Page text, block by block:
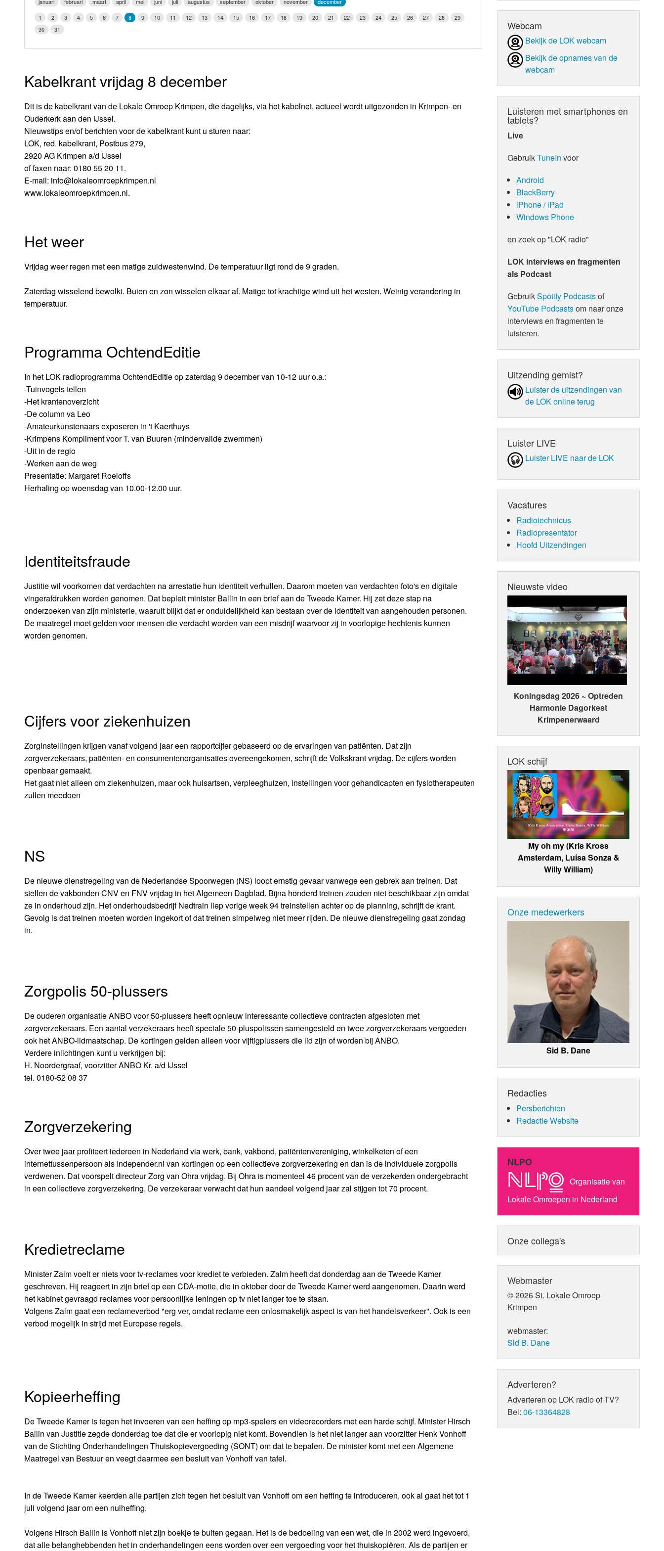
Vrijdag
LOK schijf
Oude LOK programma's
Weerman
1
2 3 4 5 6 7 8 9 10 11 12 13 14 15 16 17 18 19 20 21 22 23 24 25 26 27 28
29
30
31
Kabelkrant vrijdag 8 december
Dit is de kabelkrant van de Lokale Omroep Krimpen, die dagelijks, via het kabelnet, actueel wordt uitgezonden in Krimpen- en
Ouderkerk aan den IJssel.
Nieuwstips en/of berichten voor de kabelkrant kunt u sturen naar:
LOK, red. kabelkrant, Postbus 279,
2920 AG Krimpen a/d IJssel
of faxen naar: 0180 55 20 11.
E-mail: info@lokaleomroepkrimpen.nl
www.lokaleomroepkrimpen.nl.
Het weer
Vrijdag weer regen met een matige zuidwestenwind. De temperatuur ligt rond de 9 graden.
Zaterdag wisselend bewolkt. Buien en zon wisselen elkaar af. Matige tot krachtige wind uit het westen. Weinig verandering in
temperatuur.
Programma OchtendEditie
In het LOK radioprogramma OchtendEditie op zaterdag 9 december van 10-12 uur o.a.:
-Tuinvogels tellen
-Het krantenoverzicht
-De column va Leo
-Amateurkunstenaars exposeren in 't Kaerthuys
-Krimpens Kompliment voor T. van Buuren (mindervalide zwemmen)
-Uit in de regio
-Werken aan de weg
Presentatie: Margaret Roeloffs
Herhaling op woensdag van 10.00-12.00 uur.
Identiteitsfraude
Justitie wil voorkomen dat verdachten na arrestatie hun identiteit verhullen. Daarom moeten van verdachten foto's en digitale
vingerafdrukken worden genomen. Dat bepleit minister Ballin in een brief aan de Tweede Kamer. Hij zet deze stap na
onderzoeken van zijn ministerie, waaruit blijkt dat er onduidelijkheid kan bestaan over de identiteit van aangehouden personen.
De maatregel moet gelden voor mensen die verdacht worden van een misdrijf waarvoor zij in voorlopige hechtenis kunnen
worden genomen.
Cijfers voor ziekenhuizen
Zorginstellingen krijgen vanaf volgend jaar een rapportcijfer gebaseerd op de ervaringen van patiënten. Dat zijn
zorgverzekeraars, patiënten- en consumentenorganisaties overeengekomen, schrijft de Volkskrant vrijdag. De cijfers worden
openbaar gemaakt.
Het gaat niet alleen om ziekenhuizen, maar ook huisartsen, verpleeghuizen, instellingen voor gehandicapten en fysiotherapeuten
zullen meedoen
NS
De nieuwe dienstregeling van de Nederlandse Spoorwegen (NS) loopt ernstig gevaar vanwege een gebrek aan treinen. Dat
stellen de vakbonden CNV en FNV vrijdag in het Algemeen Dagblad. Bijna honderd treinen zouden niet beschikbaar zijn omdat
ze in onderhoud zijn. Het onderhoudsbedrijf Nedtrain liep vorige week 94 treinstellen achter op de planning, schrijft de krant.
Gevolg is dat treinen moeten worden ingekort of dat treinen simpelweg niet meer rijden. De nieuwe dienstregeling gaat zondag
in.
Zorgpolis 50-plussers
De ouderen organisatie ANBO voor 50-plussers heeft opnieuw interessante collectieve contracten afgesloten met
zorgverzekeraars. Een aantal verzekeraars heeft speciale 50-pluspolissen samengesteld en twee zorgverzekeraars vergoeden
ook het ANBO-lidmaatschap. De kortingen gelden alleen voor vijftigplussers die lid zijn of worden bij ANBO.
Verdere inlichtingen kunt u verkrijgen bij:
H. Noordergraaf, voorzitter ANBO Kr. a/d IJssel
tel. 0180-52 08 37
Zorgverzekering
Over twee jaar profiteert iedereen in Nederland via werk, bank, vakbond, patiëntenvereniging, winkelketen of een
internettussenpersoon als Independer.nl van kortingen op een collectieve zorgverzekering en dan is de individuele zorgpolis
verdwenen. Dat voorspelt directeur Zorg van Ohra vrijdag. Bij Ohra is momenteel 46 procent van de verzekerden ondergebracht
in een collectieve zorgverzekering. De verzekeraar verwacht dat hun aandeel volgend jaar zal stijgen tot 70 procent.
Kredietreclame
Minister Zalm voelt er niets voor tv-reclames voor krediet te verbieden. Zalm heeft dat donderdag aan de Tweede Kamer
geschreven. Hij reageert in zijn brief op een CDA-motie, die in oktober door de Tweede Kamer werd aangenomen. Daarin werd
het kabinet gevraagd reclames voor persoonlijke leningen op tv niet langer toe te staan.
Volgens Zalm gaat een reclameverbod "erg ver, omdat reclame een onlosmakelijk aspect is van het handelsverkeer". Ook is een
verbod mogelijk in strijd met Europese regels.
Kopieerheffing
De Tweede Kamer is tegen het invoeren van een heffing op mp3-spelers en videorecorders met een harde schijf. Minister Hirsch
Ballin van Justitie zegde donderdag toe dat die er voorlopig niet komt. Bovendien is het niet langer aan voorzitter Henk Vonhoff
van de Stichting Onderhandelingen Thuiskopievergoeding (SONT) om dat te bepalen. De minister komt met een Algemene
Maatregel van Bestuur en veegt daarmee een besluit van Vonhoff van tafel.
In de Tweede Kamer keerden alle partijen zich tegen het besluit van Vonhoff om een heffing te introduceren, ook al gaat het tot 1
juli volgend jaar om een nulheffing.
Volgens Hirsch Ballin is Vonhoff niet zijn boekje te buiten gegaan. Het is de bedoeling van een wet, die in 2002 werd ingevoerd,
dat alle belanghebbenden het in onderhandelingen eens worden over een vergoeding voor het thuiskopiëren. Als de partijen er
Webcam
Bekijk de LOK webcam
Bekijk de opnames van de
webcam
Luisteren met smartphones en
tablets?
Live
GebruikTuneIn voor
Android
BlackBerry
iPhone / iPad
Windows Phone
en zoek op "LOK radio"
LOK interviews en fragmenten
als Podcast
GebruikSpotify Podcastsof
YouTube Podcastsom naar onze
interviews en fragmenten te
luisteren.
Uitzending gemist?
Luister de uit­zen­din­gen van
de LOK online terug
Luister LIVE
Luister LIVE naar de LOK
Vacatures
Radiotechnicus
Radiopresentator
Hoofd Uitzendingen
Nieuwste video
Koningsdag 2026 ~ Optreden
Harmonie Dagorkest
Krimpenerwaard
LOK schijf
My oh my (Kris Kross
Amsterdam, Luísa Sonza &
Willy William)
Onze medewerkers
Sid B. Dane
Redacties
Persberichten
Redactie Website
NLPO
Organisatie van
Lokale Omroepen in Nederland
Onze collega's
Webmaster
© 2026 St. Lokale Omroep
Krimpen
webmaster:
Sid B. Dane
Adverteren?
Adverteren op LOK radio of TV?
Bel:06-13364828